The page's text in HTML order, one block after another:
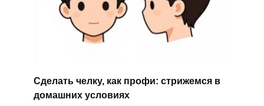
Сделать челку, как профи: стрижемся в
домашних условиях